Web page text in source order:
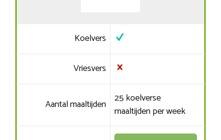
Koelvers
Vriesvers
Aantal maaltijden 25 koelverse
maaltijden per week